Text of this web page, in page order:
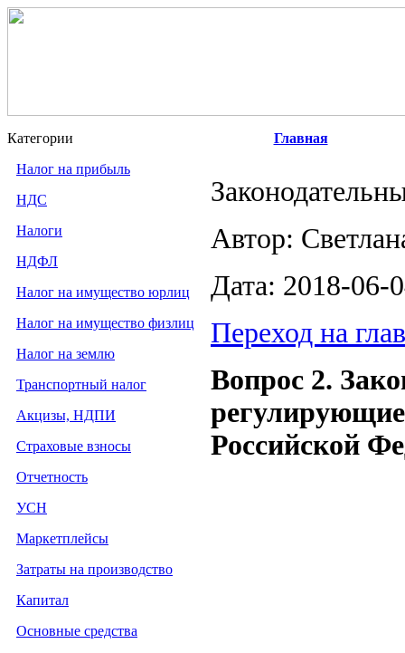
Категории
Налог на прибыль
НДС
Налоги
НДФЛ
Налог на имущество юрлиц
Налог на имущество физлиц
Налог на землю
Транспортный налог
Акцизы, НДПИ
Страховые взносы
Отчетность
УСН
Маркетплейсы
Затраты на производство
Капитал
Основные средства
Главная
Автор:
Дата: 2018-06-
Переход на
Вопрос 2.
регулирующие
Российской